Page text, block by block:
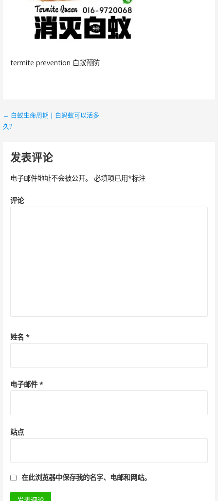
termite prevention 白蚁预防
文
导
航
← 白蚁生命周期 | 白蚂蚁可以活多
久？
发表评论
电子邮件地址不会被公开。 必填项已用*标注
评论
姓名 *
电子邮件*
站点
在此浏览器中保存我的名字、电邮和网站。